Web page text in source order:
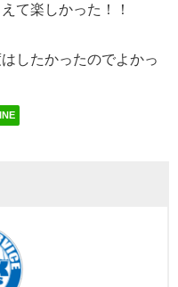
えて楽しかった！！
したかったのでよかっ